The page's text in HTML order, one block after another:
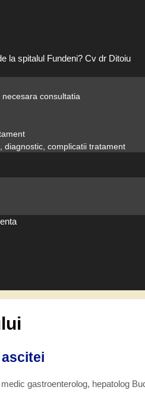
la spitalul Fundeni? Cv dr Ditoiu
consultatia
diagnostic, complicatii tratament
gastroenterolog, hepatolog